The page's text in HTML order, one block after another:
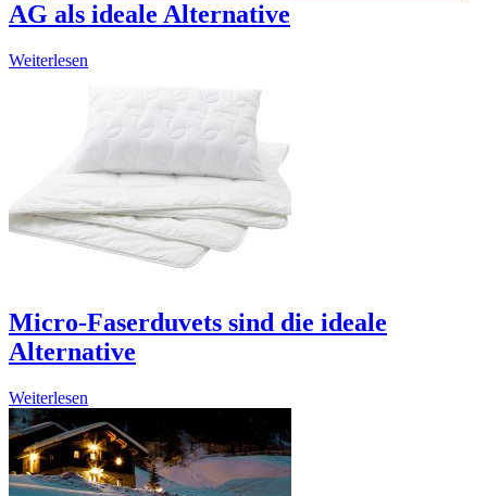
AG als ideale Alternative
Weiterlesen
Micro-Faserduvets sind die ideale
Alternative
Weiterlesen